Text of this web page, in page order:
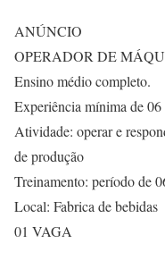
ANÚNCIO
OPERADOR DE
Ensino médio completo.
Experiência mínima de 06
Atividade: operar e
de produção
Treinamento: período de
Local: Fabrica de bebidas
01 VAGA